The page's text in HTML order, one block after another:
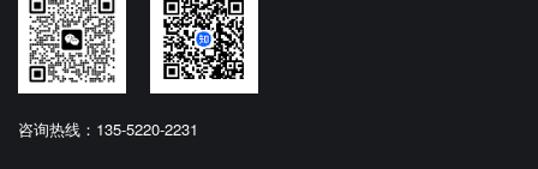
咨询热线：135-5220-2231